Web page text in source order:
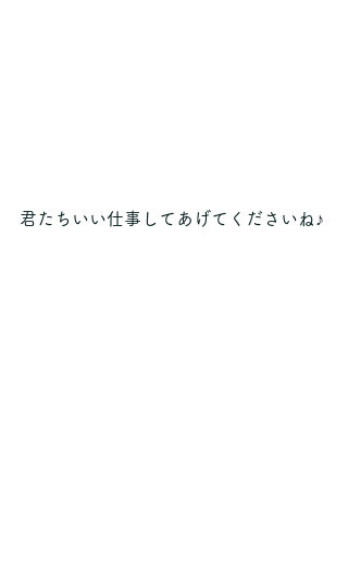
君たちいい仕事してあげてくださいね♪